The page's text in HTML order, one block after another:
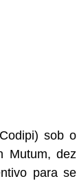
sob o
Mutum, dez
para se